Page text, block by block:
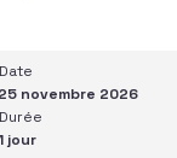
degré de
quoi elle se fonde
est sa
25 novembre 2026
jour